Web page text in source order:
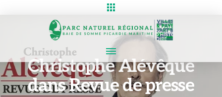
Christophe Alévêque
dans Revue de presse